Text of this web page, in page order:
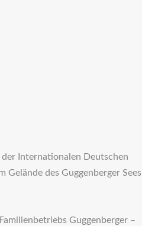
Internationalen Deutschen
des Guggenberger Sees
Guggenberger –